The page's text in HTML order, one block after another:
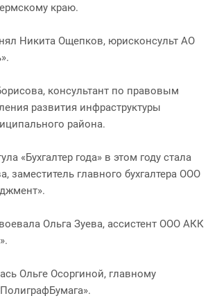
краю.
Никита Ощепков, юрисконсульт АО
консультант по правовым
развития инфраструктуры
района.
«Бухгалтер года» в этом году стала
заместитель главного бухгалтера ООО
Ольга Зуева, ассистент ООО АКК
Ольге Осоргиной, главному